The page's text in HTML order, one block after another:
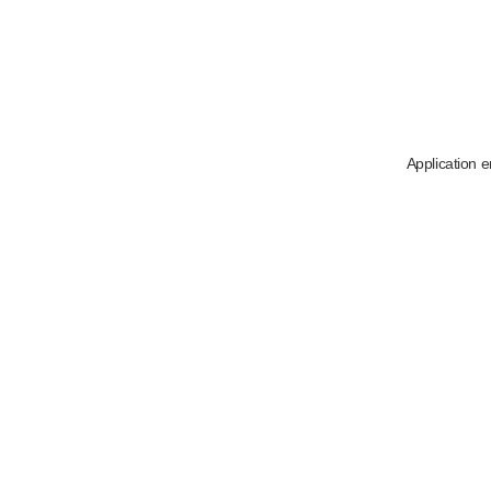
Application